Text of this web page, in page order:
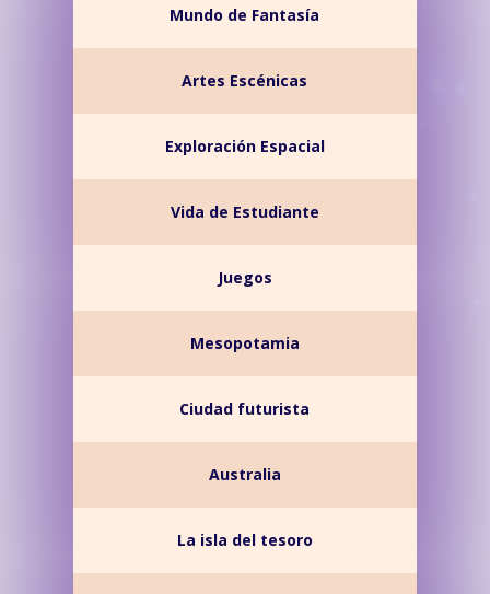
Mundo de Fantasía
Artes Escénicas
Exploración Espacial
Vida de Estudiante
Juegos
Mesopotamia
Ciudad futurista
Australia
La isla del tesoro